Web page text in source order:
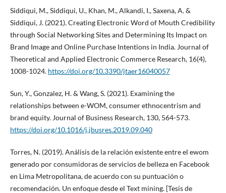
Siddiqui, M., Siddiqui, U., Khan, M., Alkandi, I., Saxena, A. &
Siddiqui, J. (2021). Creating Electronic Word of Mouth Credibility
through Social Networking Sites and Determining Its Impact on
Brand Image and Online Purchase Intentions in India. Journal of
Theoretical and Applied Electronic Commerce Research, 16(4),
1008-1024. https://doi.org/10.3390/jtaer16040057
Sun, Y., Gonzalez, H. & Wang, S. (2021). Examining the
relationships between e-WOM, consumer ethnocentrism and
brand equity. Journal of Business Research, 130, 564-573.
https://doi.org/10.1016/j.jbusres.2019.09.040
Torres, N. (2019). Análisis de la relación existente entre el ewom
generado por consumidoras de servicios de belleza en Facebook
en Lima Metropolitana, de acuerdo con su puntuación o
recomendación. Un enfoque desde el Text mining. [Tesis de